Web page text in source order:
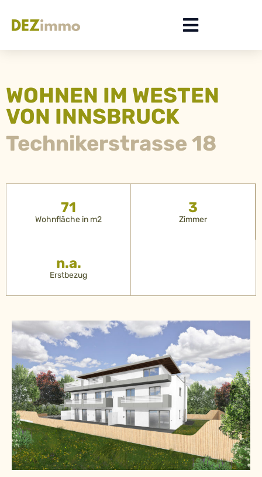
WOHNEN IM WESTEN
VON INNSBRUCK
Technikerstrasse 18
71
Wohnfläche in m2
3
Zimmer
n.a.
Erstbezug